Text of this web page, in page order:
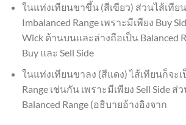
ในแท่งเทียนขาขึ้น (สีเขียว) ส่วนไส้เทีย
Imbalanced Range เพราะมีเพียง Buy
Wick ด้านบนและล่างถือเป็น Balanced
Buy และ Sell Side
ในแท่งเทียนขาลง (สีแดง) ไส้เทียนก็จะเ
Range เช่นกัน เพราะมีเพียง Sell Side ส่
Balanced Range (อธิบายอ้างอิงจาก